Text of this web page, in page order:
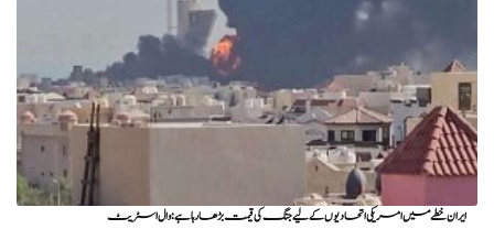
ایران خطے میں امریکی اتحادیوں کے لیے جنگ کی قیمت بڑھا رہا ہے: وال اسٹریٹ